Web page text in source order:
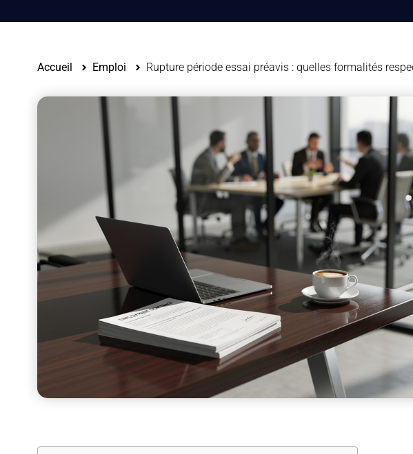
Accueil Emploi Rupture période essai préavis : quelles formalités